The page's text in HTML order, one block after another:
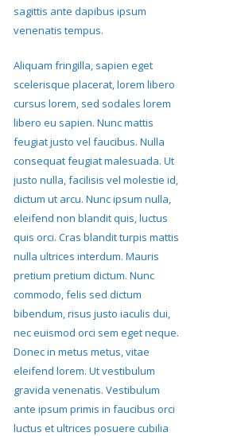
sagittis ante dapibus ipsum
venenatis tempus.
Aliquam fringilla, sapien eget
scelerisque placerat, lorem libero
cursus lorem, sed sodales lorem
libero eu sapien. Nunc mattis
feugiat justo vel faucibus. Nulla
consequat feugiat malesuada. Ut
justo nulla, facilisis vel molestie id,
dictum ut arcu. Nunc ipsum nulla,
eleifend non blandit quis, luctus
quis orci. Cras blandit turpis mattis
nulla ultrices interdum. Mauris
pretium pretium dictum. Nunc
commodo, felis sed dictum
bibendum, risus justo iaculis dui,
nec euismod orci sem eget neque.
Donec in metus metus, vitae
eleifend lorem. Ut vestibulum
gravida venenatis. Vestibulum
ante ipsum primis in faucibus orci
luctus et ultrices posuere cubilia